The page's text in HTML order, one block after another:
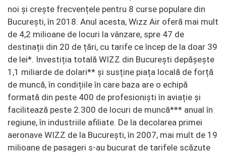
noi și crește frecvențele pentru 8 curse populare din
București, în 2018. Anul acesta, Wizz Air oferă mai mult
de 4,2 milioane de locuri la vânzare, spre 47 de
destinații din 20 de țări, cu tarife ce încep de la doar 39
de lei*. Investiția totală WIZZ din București depășește
1,1 miliarde de dolari** și susține piața locală de forță
de muncă, în condițiile în care baza are o echipă
formată din peste 400 de profesioniști în aviație și
facilitează peste 2.300 de locuri de muncă*** anual în
regiune, în industriile afiliate. De la decolarea primei
aeronave WIZZ de la București, în 2007, mai mult de 19
milioane de pasageri s-au bucurat de tarifele scăzute